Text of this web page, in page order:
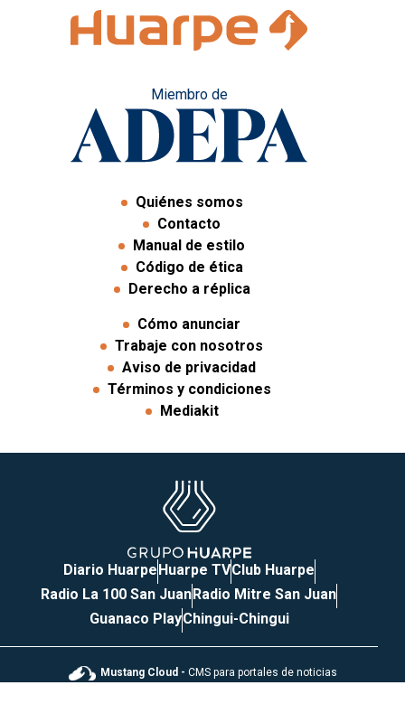
Miembro de
Quiénes somos
Contacto
Manual de estilo
Código de ética
Derecho a réplica
Cómo anunciar
Trabaje con nosotros
Aviso de privacidad
Términos y condiciones
Mediakit
Diario HuarpeHuarpe TVClub Huarpe
Radio La 100 San JuanRadio Mitre San Juan
Guanaco PlayChingui-Chingui
Mustang Cloud - CMS para portales de noticias